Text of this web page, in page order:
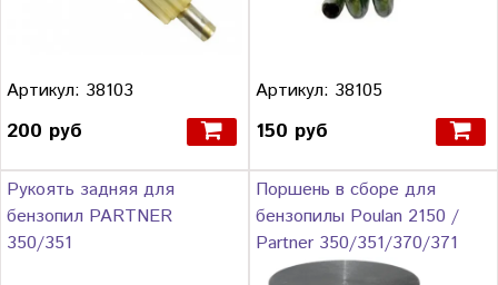
Артикул: 38103
200 руб
Артикул: 38105
150 руб
Рукоять задняя для
бензопил PARTNER
350/351
Поршень в сборе для
бензопилы Poulan 2150 /
Partner 350/351/370/371